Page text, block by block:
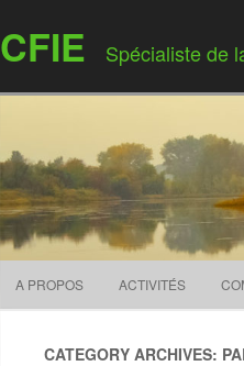
CFIE Spécialiste de
A PROPOS ACTIVITÉS
CATEGORY ARCHIVES: